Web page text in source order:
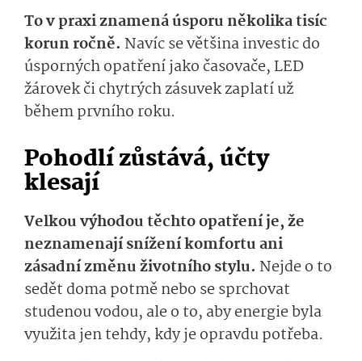
To v praxi znamená úsporu několika tisíc
korun ročně. Navíc se většina investic do
úsporných opatření jako časovače, LED
žárovek či chytrých zásuvek zaplatí už
během prvního roku.
Pohodlí zůstává, účty
klesají
Velkou výhodou těchto opatření je, že
neznamenají snížení komfortu ani
zásadní změnu životního stylu. Nejde o to
sedět doma potmě nebo se sprchovat
studenou vodou, ale o to, aby energie byla
využita jen tehdy, kdy je opravdu potřeba.